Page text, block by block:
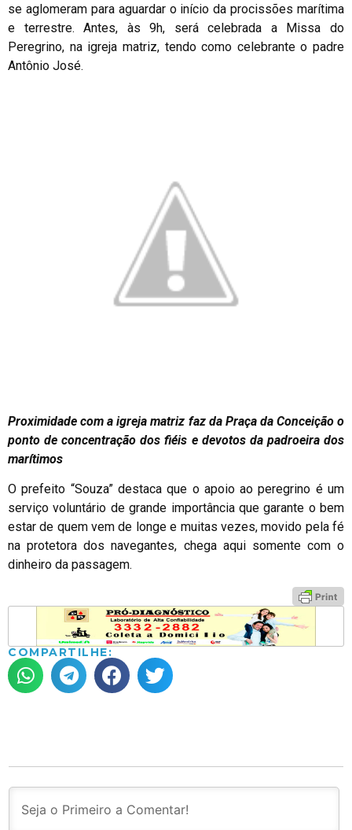
se aglomeram para aguardar o início da procissões marítima
e terrestre. Antes, às 9h, será celebrada a Missa do
Peregrino, na igreja matriz, tendo como celebrante o padre
Antônio José.
Proximidade com a igreja matriz faz da Praça da Conceição o
ponto de concentração dos fiéis e devotos da padroeira dos
marítimos
O prefeito “Souza” destaca que o apoio ao peregrino é um
serviço voluntário de grande importância que garante o bem
estar de quem vem de longe e muitas vezes, movido pela fé
na protetora dos navegantes, chega aqui somente com o
dinheiro da passagem.
COMPARTILHE: